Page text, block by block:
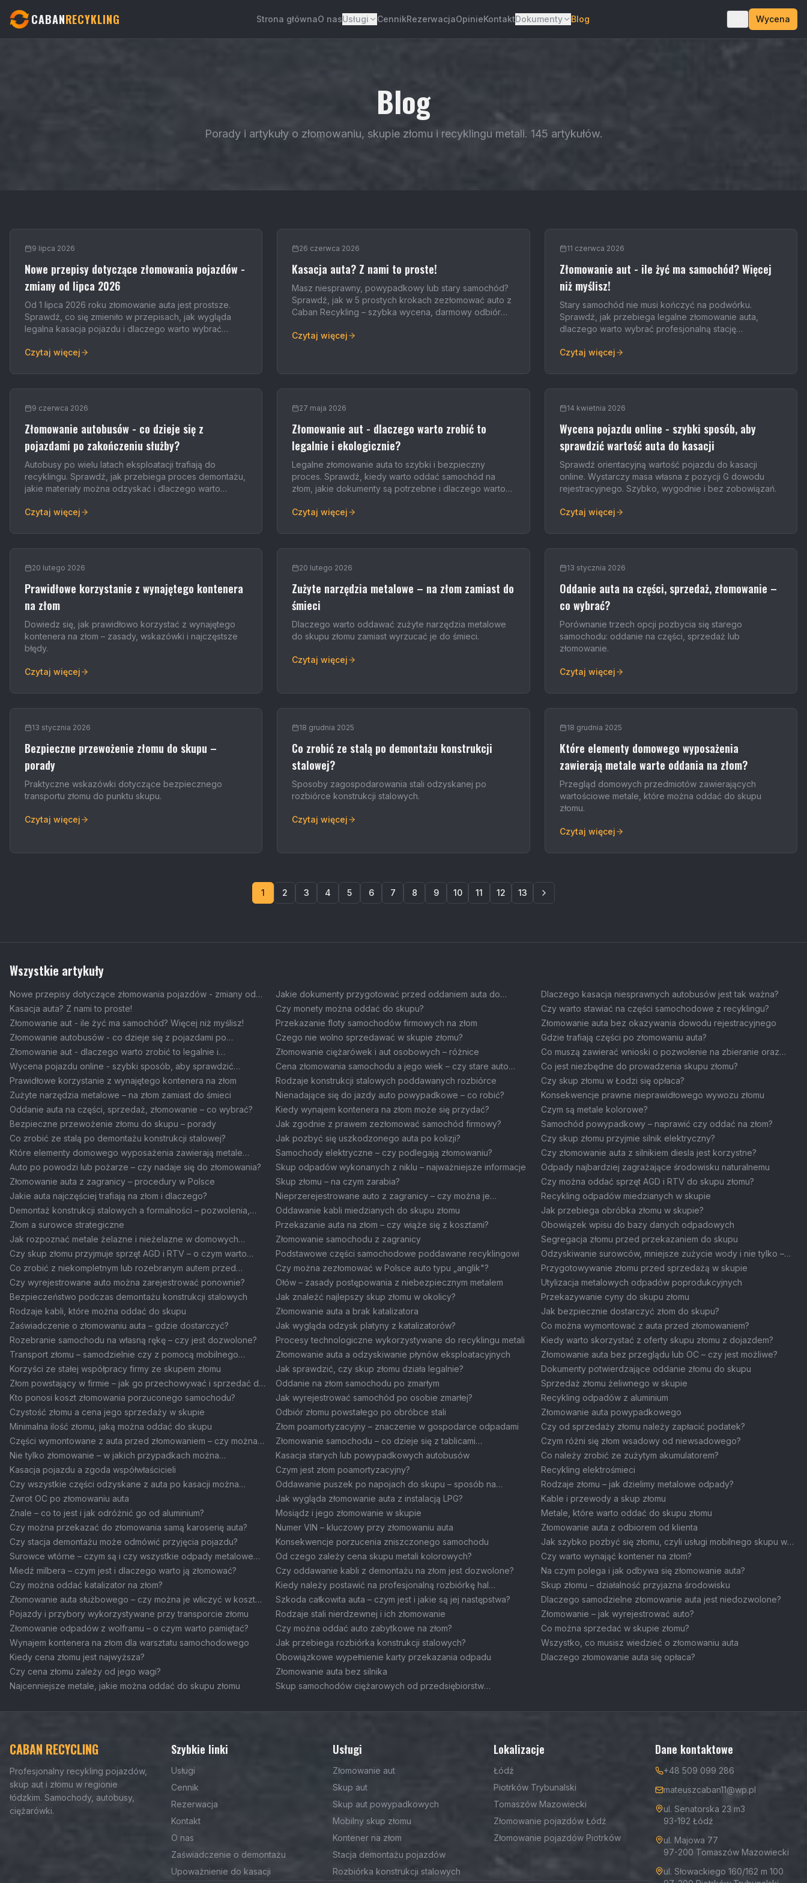
CABANRECYKLING Strona głównaO nasUsługi CennikRezerwacjaOpinieKontaktDokumenty Blog Wycena
Blog
Porady i artykuły o złomowaniu, skupie złomu i recyklingu metali. 145 artykułów.
9 lipca 2026
Nowe przepisy dotyczące złomowania pojazdów -
zmiany od lipca 2026
Od 1 lipca 2026 roku złomowanie auta jest prostsze.
Sprawdź, co się zmieniło w przepisach, jak wygląda
legalna kasacja pojazdu i dlaczego warto wybrać
Czytaj więcej
26 czerwca 2026
Kasacja auta? Z nami to proste!
Masz niesprawny, powypadkowy lub stary samochód?
Sprawdź, jak w 5 prostych krokach zezłomować auto z
Caban Recykling – szybka wycena, darmowy odbiór
Czytaj więcej
11 czerwca 2026
Złomowanie aut - ile żyć ma samochód? Więcej
niż myślisz!
Stary samochód nie musi kończyć na podwórku.
Sprawdź, jak przebiega legalne złomowanie auta,
dlaczego warto wybrać profesjonalną stację
Czytaj więcej
9 czerwca 2026
Złomowanie autobusów - co dzieje się z
pojazdami po zakończeniu służby?
Autobusy po wielu latach eksploatacji trafiają do
recyklingu. Sprawdź, jak przebiega proces demontażu,
jakie materiały można odzyskać i dlaczego warto
Czytaj więcej
27 maja 2026
Złomowanie aut - dlaczego warto zrobić to
legalnie i ekologicznie?
Legalne złomowanie auta to szybki i bezpieczny
proces. Sprawdź, kiedy warto oddać samochód na
złom, jakie dokumenty są potrzebne i dlaczego warto
Czytaj więcej
14 kwietnia 2026
Wycena pojazdu online - szybki sposób, aby
sprawdzić wartość auta do kasacji
Sprawdź orientacyjną wartość pojazdu do kasacji
online. Wystarczy masa własna z pozycji G dowodu
rejestracyjnego. Szybko, wygodnie i bez zobowiązań.
Czytaj więcej
20 lutego 2026
Prawidłowe korzystanie z wynajętego kontenera
na złom
Dowiedz się, jak prawidłowo korzystać z wynajętego
kontenera na złom – zasady, wskazówki i najczęstsze
błędy.
Czytaj więcej
20 lutego 2026
Zużyte narzędzia metalowe – na złom zamiast do
śmieci
Dlaczego warto oddawać zużyte narzędzia metalowe
do skupu złomu zamiast wyrzucać je do śmieci.
Czytaj więcej
13 stycznia 2026
Oddanie auta na części, sprzedaż, złomowanie –
co wybrać?
Porównanie trzech opcji pozbycia się starego
samochodu: oddanie na części, sprzedaż lub
złomowanie.
Czytaj więcej
13 stycznia 2026
Bezpieczne przewożenie złomu do skupu –
porady
Praktyczne wskazówki dotyczące bezpiecznego
transportu złomu do punktu skupu.
Czytaj więcej
18 grudnia 2025
Co zrobić ze stalą po demontażu konstrukcji
stalowej?
Sposoby zagospodarowania stali odzyskanej po
rozbiórce konstrukcji stalowych.
Czytaj więcej
18 grudnia 2025
Które elementy domowego wyposażenia
zawierają metale warte oddania na złom?
Przegląd domowych przedmiotów zawierających
wartościowe metale, które można oddać do skupu
złomu.
Czytaj więcej
1 2 3 4 5 6 7 8 9 10 11 12 13
Wszystkie artykuły
Nowe przepisy dotyczące złomowania pojazdów - zmiany od
lipca 2026
Kasacja auta? Z nami to proste!
Złomowanie aut - ile żyć ma samochód? Więcej niż myślisz!
Złomowanie autobusów - co dzieje się z pojazdami po
zakończeniu służby?
Złomowanie aut - dlaczego warto zrobić to legalnie i
ekologicznie?
Wycena pojazdu online - szybki sposób, aby sprawdzić
wartość auta do kasacji
Prawidłowe korzystanie z wynajętego kontenera na złom
Zużyte narzędzia metalowe – na złom zamiast do śmieci
Oddanie auta na części, sprzedaż, złomowanie – co wybrać?
Bezpieczne przewożenie złomu do skupu – porady
Co zrobić ze stalą po demontażu konstrukcji stalowej?
Które elementy domowego wyposażenia zawierają metale
warte oddania na złom?
Auto po powodzi lub pożarze – czy nadaje się do złomowania?
Złomowanie auta z zagranicy – procedury w Polsce
Jakie auta najczęściej trafiają na złom i dlaczego?
Demontaż konstrukcji stalowych a formalności – pozwolenia,
zgłoszenia, dokumenty
Złom a surowce strategiczne
Jak rozpoznać metale żelazne i nieżelazne w domowych
odpadach?
Czy skup złomu przyjmuje sprzęt AGD i RTV – o czym warto
pamiętać?
Co zrobić z niekompletnym lub rozebranym autem przed
złomowaniem?
Czy wyrejestrowane auto można zarejestrować ponownie?
Bezpieczeństwo podczas demontażu konstrukcji stalowych
Rodzaje kabli, które można oddać do skupu
Zaświadczenie o złomowaniu auta – gdzie dostarczyć?
Rozebranie samochodu na własną rękę – czy jest dozwolone?
Transport złomu – samodzielnie czy z pomocą mobilnego
skupu?
Korzyści ze stałej współpracy firmy ze skupem złomu
Złom powstający w firmie – jak go przechowywać i sprzedać do
skupu?
Kto ponosi koszt złomowania porzuconego samochodu?
Czystość złomu a cena jego sprzedaży w skupie
Minimalna ilość złomu, jaką można oddać do skupu
Części wymontowane z auta przed złomowaniem – czy można
je sprzedać?
Nie tylko złomowanie – w jakich przypadkach można
wyrejestrować auto?
Kasacja pojazdu a zgoda współwłaścicieli
Czy wszystkie części odzyskane z auta po kasacji można
wykorzystać ponownie?
Zwrot OC po złomowaniu auta
Znale – co to jest i jak odróżnić go od aluminium?
Czy można przekazać do złomowania samą karoserię auta?
Czy stacja demontażu może odmówić przyjęcia pojazdu?
Surowce wtórne – czym są i czy wszystkie odpady metalowe
się do nich zaliczają?
Miedź milbera – czym jest i dlaczego warto ją złomować?
Czy można oddać katalizator na złom?
Złomowanie auta służbowego – czy można je wliczyć w koszty
firmowe?
Pojazdy i przybory wykorzystywane przy transporcie złomu
Złomowanie odpadów z wolframu – o czym warto pamiętać?
Wynajem kontenera na złom dla warsztatu samochodowego
Kiedy cena złomu jest najwyższa?
Czy cena złomu zależy od jego wagi?
Najcenniejsze metale, jakie można oddać do skupu złomu
Jakie dokumenty przygotować przed oddaniem auta do
złomowania?
Czy monety można oddać do skupu?
Przekazanie floty samochodów firmowych na złom
Czego nie wolno sprzedawać w skupie złomu?
Złomowanie ciężarówek i aut osobowych – różnice
Cena złomowania samochodu a jego wiek – czy stare auto
wciąż można korzystnie sprzedać?
Rodzaje konstrukcji stalowych poddawanych rozbiórce
Nienadające się do jazdy auto powypadkowe – co robić?
Kiedy wynajem kontenera na złom może się przydać?
Jak zgodnie z prawem zezłomować samochód firmowy?
Jak pozbyć się uszkodzonego auta po kolizji?
Samochody elektryczne – czy podlegają złomowaniu?
Skup odpadów wykonanych z niklu – najważniejsze informacje
Skup złomu – na czym zarabia?
Nieprzerejestrowane auto z zagranicy – czy można je
zezłomować?
Oddawanie kabli miedzianych do skupu złomu
Przekazanie auta na złom – czy wiąże się z kosztami?
Złomowanie samochodu z zagranicy
Podstawowe części samochodowe poddawane recyklingowi
Czy można zezłomować w Polsce auto typu „anglik"?
Ołów – zasady postępowania z niebezpiecznym metalem
Jak znaleźć najlepszy skup złomu w okolicy?
Złomowanie auta a brak katalizatora
Jak wygląda odzysk platyny z katalizatorów?
Procesy technologiczne wykorzystywane do recyklingu metali
Złomowanie auta a odzyskiwanie płynów eksploatacyjnych
Jak sprawdzić, czy skup złomu działa legalnie?
Oddanie na złom samochodu po zmarłym
Jak wyrejestrować samochód po osobie zmarłej?
Odbiór złomu powstałego po obróbce stali
Złom poamortyzacyjny – znaczenie w gospodarce odpadami
Złomowanie samochodu – co dzieje się z tablicami
rejestracyjnymi?
Kasacja starych lub powypadkowych autobusów
Czym jest złom poamortyzacyjny?
Oddawanie puszek po napojach do skupu – sposób na
zarobek i ochronę środowiska
Jak wygląda złomowanie auta z instalacją LPG?
Mosiądz i jego złomowanie w skupie
Numer VIN – kluczowy przy złomowaniu auta
Konsekwencje porzucenia zniszczonego samochodu
Od czego zależy cena skupu metali kolorowych?
Czy oddawanie kabli z demontażu na złom jest dozwolone?
Kiedy należy postawić na profesjonalną rozbiórkę hal
stalowych?
Szkoda całkowita auta – czym jest i jakie są jej następstwa?
Rodzaje stali nierdzewnej i ich złomowanie
Czy można oddać auto zabytkowe na złom?
Jak przebiega rozbiórka konstrukcji stalowych?
Obowiązkowe wypełnienie karty przekazania odpadu
Złomowanie auta bez silnika
Skup samochodów ciężarowych od przedsiębiorstw
transportowych
Dlaczego kasacja niesprawnych autobusów jest tak ważna?
Czy warto stawiać na części samochodowe z recyklingu?
Złomowanie auta bez okazywania dowodu rejestracyjnego
Gdzie trafiają części po złomowaniu auta?
Co muszą zawierać wnioski o pozwolenie na zbieranie oraz
transport odpadów?
Co jest niezbędne do prowadzenia skupu złomu?
Czy skup złomu w Łodzi się opłaca?
Konsekwencje prawne nieprawidłowego wywozu złomu
Czym są metale kolorowe?
Samochód powypadkowy – naprawić czy oddać na złom?
Czy skup złomu przyjmie silnik elektryczny?
Czy złomowanie auta z silnikiem diesla jest korzystne?
Odpady najbardziej zagrażające środowisku naturalnemu
Czy można oddać sprzęt AGD i RTV do skupu złomu?
Recykling odpadów miedzianych w skupie
Jak przebiega obróbka złomu w skupie?
Obowiązek wpisu do bazy danych odpadowych
Segregacja złomu przed przekazaniem do skupu
Odzyskiwanie surowców, mniejsze zużycie wody i nie tylko –
wpływ skupu złomu na środowisko
Przygotowywanie złomu przed sprzedażą w skupie
Utylizacja metalowych odpadów poprodukcyjnych
Przekazywanie cyny do skupu złomu
Jak bezpiecznie dostarczyć złom do skupu?
Co można wymontować z auta przed złomowaniem?
Kiedy warto skorzystać z oferty skupu złomu z dojazdem?
Złomowanie auta bez przeglądu lub OC – czy jest możliwe?
Dokumenty potwierdzające oddanie złomu do skupu
Sprzedaż złomu żeliwnego w skupie
Recykling odpadów z aluminium
Złomowanie auta powypadkowego
Czy od sprzedaży złomu należy zapłacić podatek?
Czym różni się złom wsadowy od niewsadowego?
Co należy zrobić ze zużytym akumulatorem?
Recykling elektrośmieci
Rodzaje złomu – jak dzielimy metalowe odpady?
Kable i przewody a skup złomu
Metale, które warto oddać do skupu złomu
Złomowanie auta z odbiorem od klienta
Jak szybko pozbyć się złomu, czyli usługi mobilnego skupu w
Łodzi
Czy warto wynająć kontener na złom?
Na czym polega i jak odbywa się złomowanie auta?
Skup złomu – działalność przyjazna środowisku
Dlaczego samodzielne złomowanie auta jest niedozwolone?
Złomowanie – jak wyrejestrować auto?
Co można sprzedać w skupie złomu?
Wszystko, co musisz wiedzieć o złomowaniu auta
Dlaczego złomowanie auta się opłaca?
CABAN RECYCLING
Profesjonalny recykling pojazdów,
skup aut i złomu w regionie
łódzkim. Samochody, autobusy,
ciężarówki.
Szybkie linki
Usługi
Cennik
Rezerwacja
Kontakt
O nas
Zaświadczenie o demontażu
Upoważnienie do kasacji
Usługi
Złomowanie aut
Skup aut
Skup aut powypadkowych
Mobilny skup złomu
Kontener na złom
Stacja demontażu pojazdów
Rozbiórka konstrukcji stalowych
Lokalizacje
Łódź
Piotrków Trybunalski
Tomaszów Mazowiecki
Złomowanie pojazdów Łódź
Złomowanie pojazdów Piotrków
Dane kontaktowe
+48 509 099 286
mateuszcaban11@wp.pl
ul. Senatorska 23 m3
93-192 Łódź
ul. Majowa 77
97-200 Tomaszów Mazowiecki
ul. Słowackiego 160/162 m 100